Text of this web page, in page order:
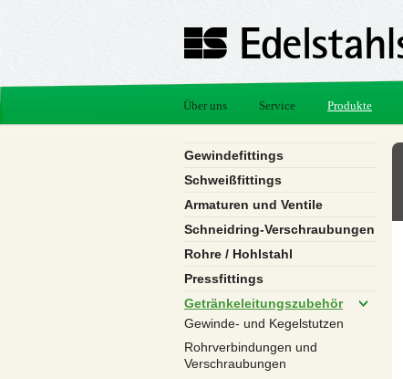
Über uns Service Produkte
Gewindefittings
Schweißfittings
Armaturen und Ventile
Schneidring-Verschraubungen
Rohre / Hohlstahl
Pressfittings
Getränkeleitungszubehör
Gewinde- und Kegelstutzen
Rohrverbindungen und
Verschraubungen